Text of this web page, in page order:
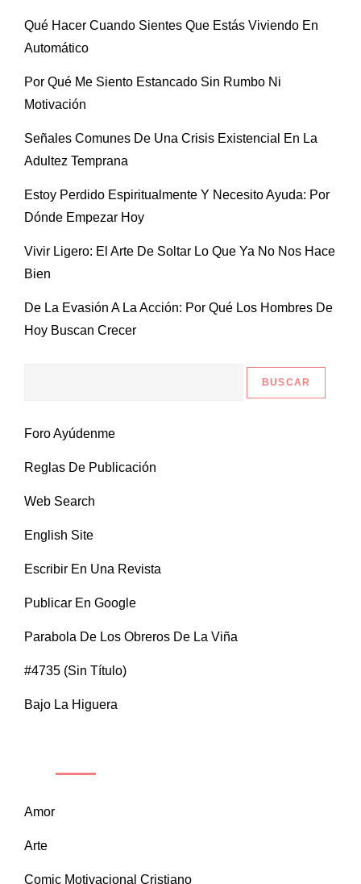
Qué Hacer Cuando Sientes Que Estás Viviendo En
Automático
Por Qué Me Siento Estancado Sin Rumbo Ni
Motivación
Señales Comunes De Una Crisis Existencial En La
Adultez Temprana
Estoy Perdido Espiritualmente Y Necesito Ayuda: Por
Dónde Empezar Hoy
Vivir Ligero: El Arte De Soltar Lo Que Ya No Nos Hace
Bien
De La Evasión A La Acción: Por Qué Los Hombres De
Hoy Buscan Crecer
Foro Ayúdenme
Reglas De Publicación
Web Search
English Site
Escribir En Una Revista
Publicar En Google
Parabola De Los Obreros De La Viña
#4735 (sin Título)
Bajo La Higuera
Amor
Arte
Comic Motivacional Cristiano